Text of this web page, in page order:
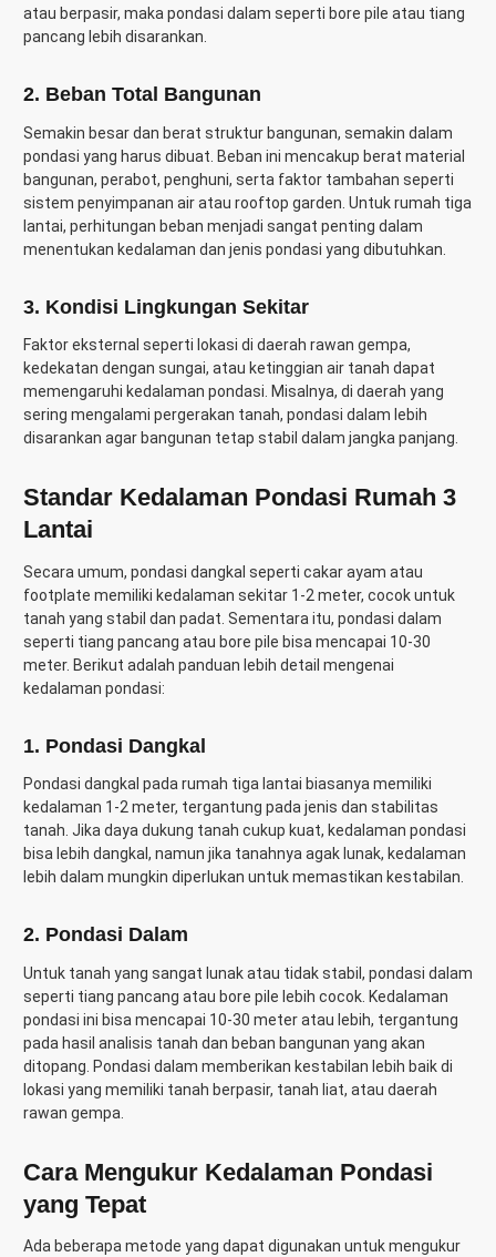
atau berpasir, maka pondasi dalam seperti bore pile atau tiang
pancang lebih disarankan.
2. Beban Total Bangunan
Semakin besar dan berat struktur bangunan, semakin dalam
pondasi yang harus dibuat. Beban ini mencakup berat material
bangunan, perabot, penghuni, serta faktor tambahan seperti
sistem penyimpanan air atau rooftop garden. Untuk rumah tiga
lantai, perhitungan beban menjadi sangat penting dalam
menentukan kedalaman dan jenis pondasi yang dibutuhkan.
3. Kondisi Lingkungan Sekitar
Faktor eksternal seperti lokasi di daerah rawan gempa,
kedekatan dengan sungai, atau ketinggian air tanah dapat
memengaruhi kedalaman pondasi. Misalnya, di daerah yang
sering mengalami pergerakan tanah, pondasi dalam lebih
disarankan agar bangunan tetap stabil dalam jangka panjang.
Standar Kedalaman Pondasi Rumah 3
Lantai
Secara umum, pondasi dangkal seperti cakar ayam atau
footplate memiliki kedalaman sekitar 1-2 meter, cocok untuk
tanah yang stabil dan padat. Sementara itu, pondasi dalam
seperti tiang pancang atau bore pile bisa mencapai 10-30
meter. Berikut adalah panduan lebih detail mengenai
kedalaman pondasi:
1. Pondasi Dangkal
Pondasi dangkal pada rumah tiga lantai biasanya memiliki
kedalaman 1-2 meter, tergantung pada jenis dan stabilitas
tanah. Jika daya dukung tanah cukup kuat, kedalaman pondasi
bisa lebih dangkal, namun jika tanahnya agak lunak, kedalaman
lebih dalam mungkin diperlukan untuk memastikan kestabilan.
2. Pondasi Dalam
Untuk tanah yang sangat lunak atau tidak stabil, pondasi dalam
seperti tiang pancang atau bore pile lebih cocok. Kedalaman
pondasi ini bisa mencapai 10-30 meter atau lebih, tergantung
pada hasil analisis tanah dan beban bangunan yang akan
ditopang. Pondasi dalam memberikan kestabilan lebih baik di
lokasi yang memiliki tanah berpasir, tanah liat, atau daerah
rawan gempa.
Cara Mengukur Kedalaman Pondasi
yang Tepat
Ada beberapa metode yang dapat digunakan untuk mengukur